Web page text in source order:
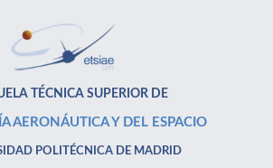
TÉCNICA SUPERIOR DE
AERONÁUTICA Y DEL ESPACIO
POLITÉCNICA DE MADRID